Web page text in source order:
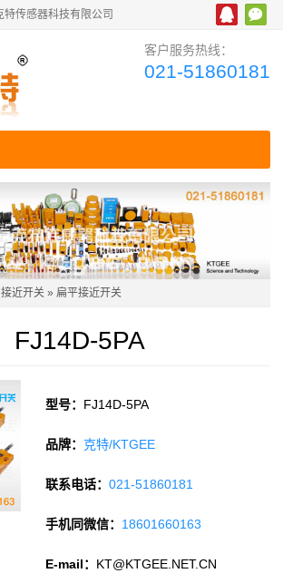
特传感器科技有限公司
客户服务热线：
021-51860181
接近开关 » 扁平接近开关
FJ14D-5PA
型号： FJ14D-5PA
品牌： 克特/KTGEE
联系电话：021-51860181
手机同微信： 18601660163
E-mail： KT@KTGEE.NET.CN